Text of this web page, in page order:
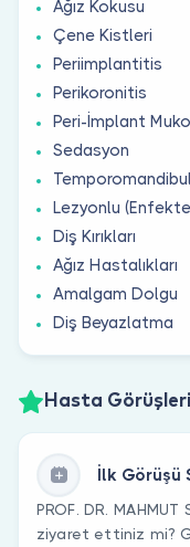
Ağız Kokusu
Çene Kistleri
Periimplantitis
Perikoronitis
Peri-İmplant
Sedasyon
Lezyonlu
Diş Kırıkları
Ağız Hastalıkları
Amalgam Dolgu
Diş Beyazlatma
Hasta Görüşleri
İlk Görüşü
PROF. DR. MAHMUT
ziyaret ettiniz mi?